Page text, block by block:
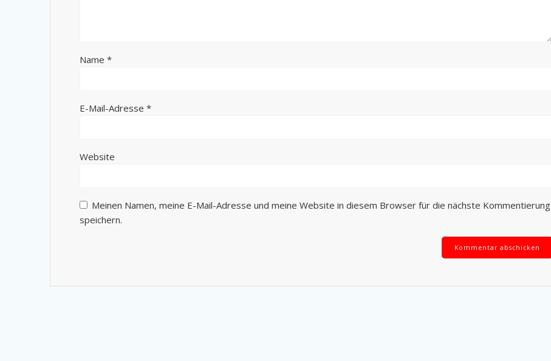
Name*
E-Mail-Adresse*
Website
Meinen Namen, meine E-Mail-Adresse und meine Website in diesem Browser für die nächste Kommentierung
speichern.